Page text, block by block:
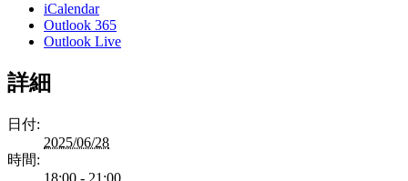
iCalendar
Outlook 365
Outlook Live
詳細
日付:
2025/06/28
時間: